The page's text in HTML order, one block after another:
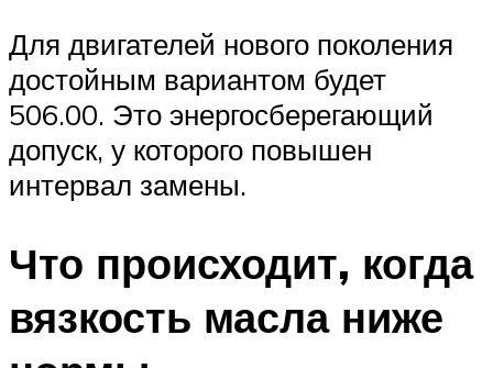
Для двигателей нового поколения
достойным вариантом будет
506.00. Это энергосберегающий
допуск, у которого повышен
интервал замены.
Что происходит, когда
вязкость масла ниже